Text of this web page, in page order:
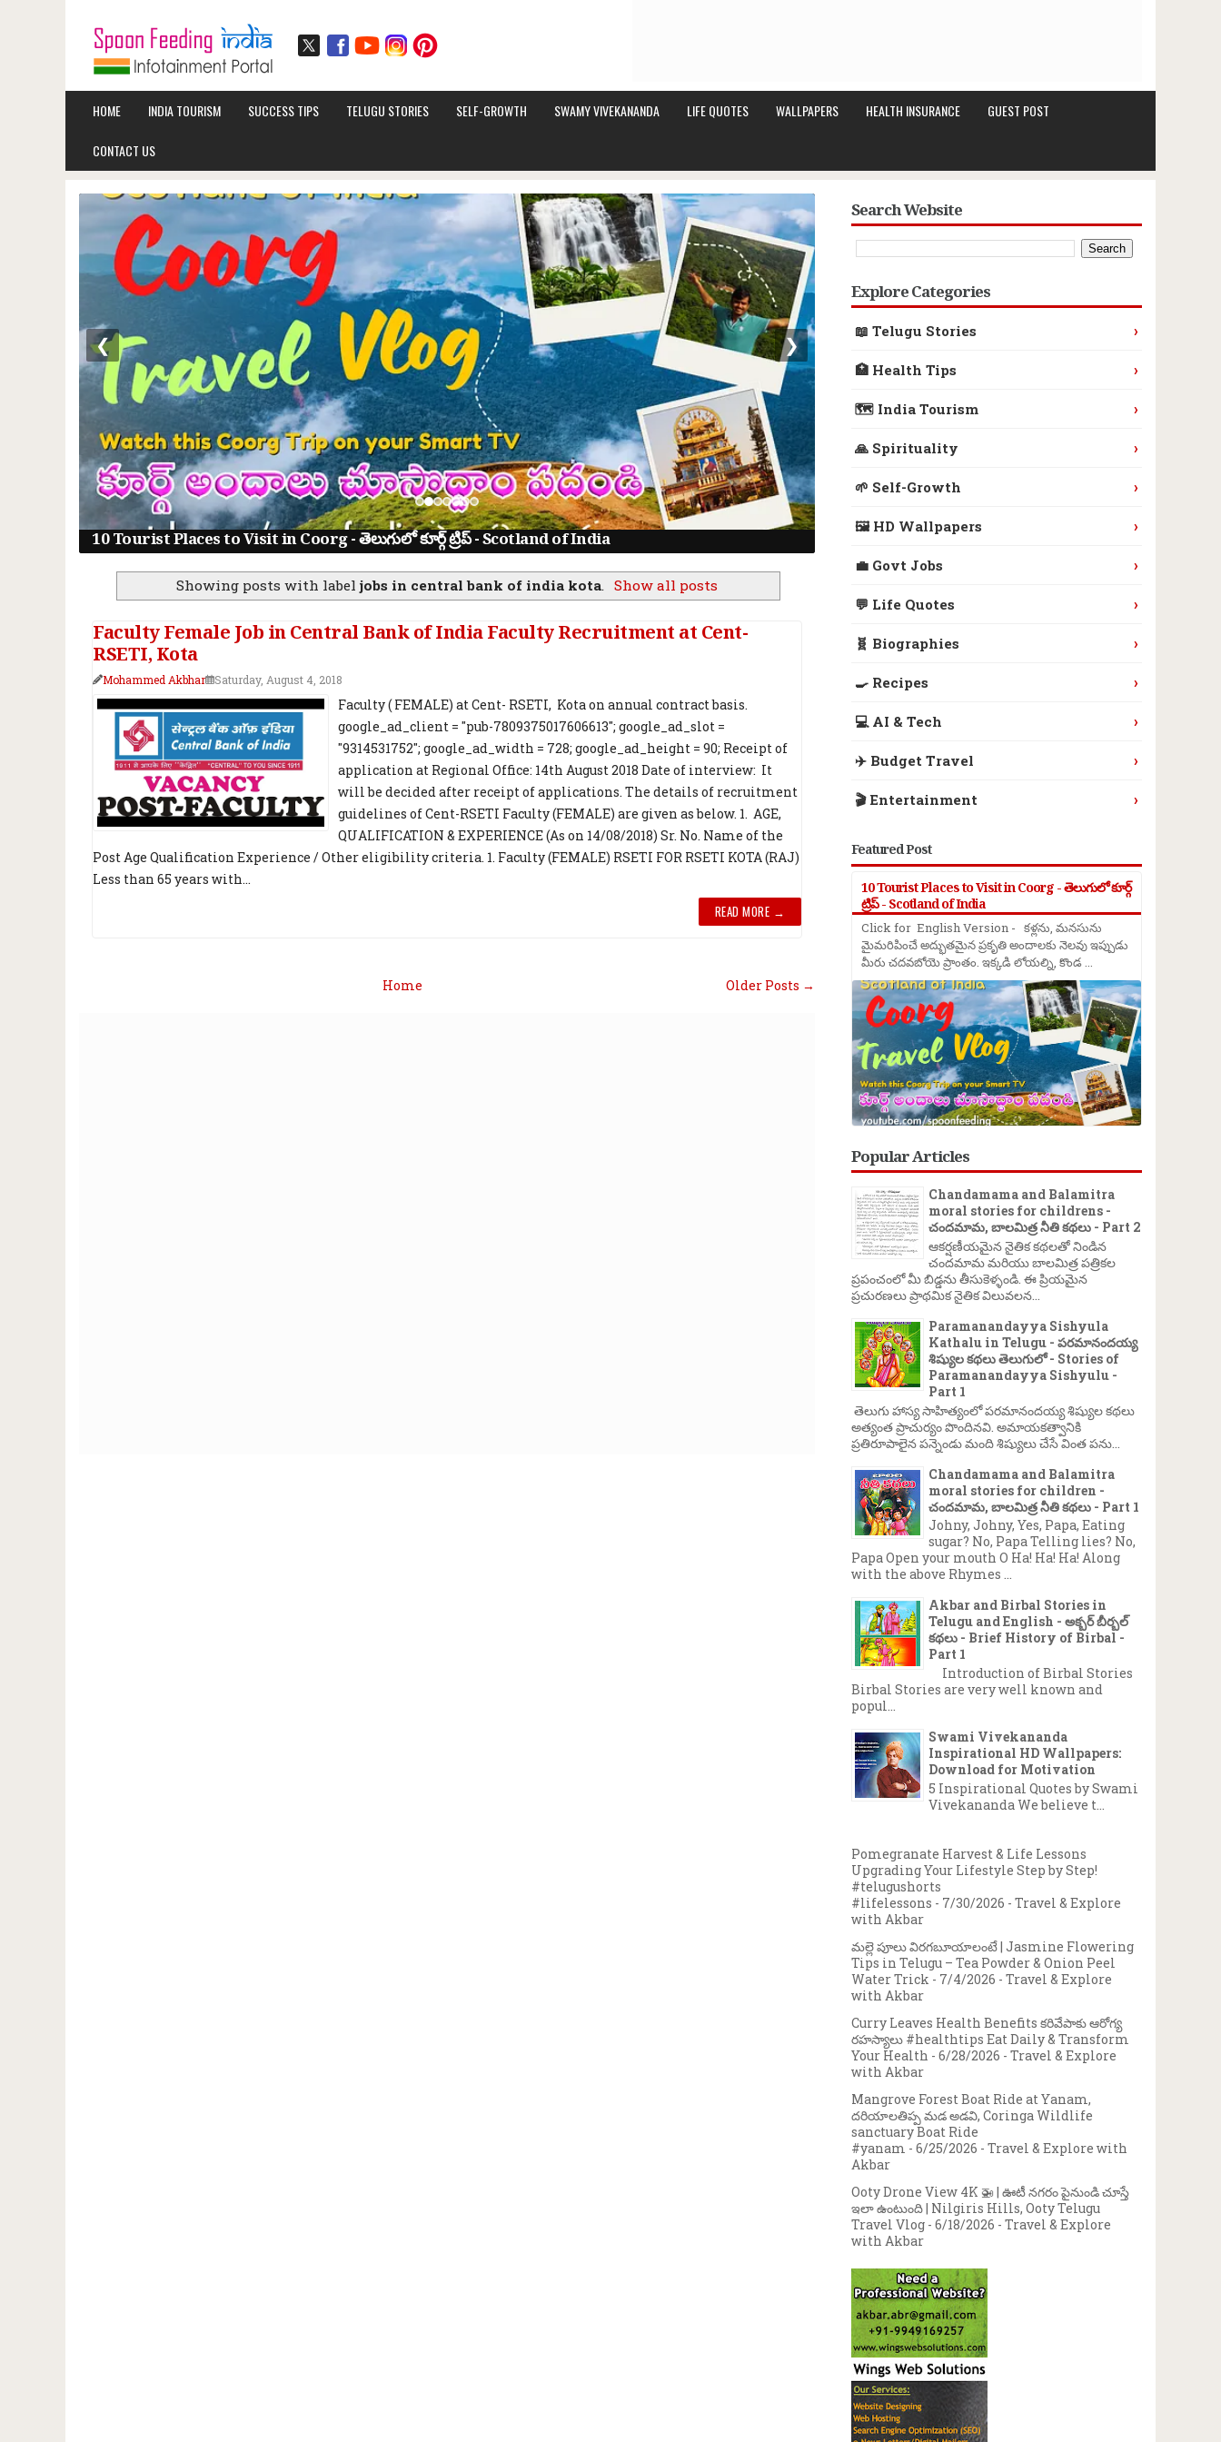
HOME INDIA TOURISM SUCCESS TIPS TELUGU STORIES SELF-GROWTH SWAMY VIVEKANANDA LIFE QUOTES WALLPAPERS HEALTH INSURANCE GUEST POST
CONTACT US
10 Tourist Places to Visit in Coorg - తెలుగులో కూర్గ్ ట్రిప్ - Scotland of India
❮ ❯
Showing posts with labeljobs in central bank of india kota. Show all posts
Faculty Female Job in Central Bank of India Faculty Recruitment at Cent-
RSETI, Kota
Mohammed Akbhar Saturday, August 4, 2018
Faculty ( FEMALE) at Cent- RSETI, Kota on annual contract basis.
google_ad_client = "pub-7809375017606613"; google_ad_slot =
"9314531752"; google_ad_width = 728; google_ad_height = 90; Receipt of
application at Regional Office: 14th August 2018 Date of interview: It
will be decided after receipt of applications. The details of recruitment
guidelines of Cent-RSETI Faculty (FEMALE) are given as below. 1. AGE,
QUALIFICATION & EXPERIENCE (As on 14/08/2018) Sr. No. Name of the
Post Age Qualification Experience / Other eligibility criteria. 1. Faculty (FEMALE) RSETI FOR RSETI KOTA (RAJ)
Less than 65 years with...
READ MORE →
Older Posts →
Home
Search Website
Explore Categories
📖 Telugu Stories ›
🏥 Health Tips ›
🗺️ India Tourism ›
🙏 Spirituality ›
🌱 Self-Growth ›
🖼️ HD Wallpapers ›
💼 Govt Jobs ›
💬 Life Quotes ›
🧬 Biographies ›
🍳 Recipes ›
💻 AI & Tech ›
✈️ Budget Travel ›
🎬 Entertainment ›
Featured Post
10 Tourist Places to Visit in Coorg - తెలుగులో కూర్గ్
ట్రిప్ - Scotland of India
Click for English Version - కళ్లను, మనసును
మైమరిపించే అద్భుతమైన ప్రకృతి అందాలకు నెలవు ఇప్పుడు
మీరు చదవబోయె ప్రాంతం. ఇక్కడి లోయల్ని, కొండ ...
Popular Articles
Chandamama and Balamitra
moral stories for childrens -
చందమామ, బాలమిత్ర నీతి కథలు - Part 2
ఆకర్షణీయమైన నైతిక కథలతో నిండిన
చందమామ మరియు బాలమిత్ర పత్రికల
ప్రపంచంలో మీ బిడ్డను తీసుకెళ్ళండి. ఈ ప్రియమైన
ప్రచురణలు ప్రాథమిక నైతిక విలువలన...
Paramanandayya Sishyula
Kathalu in Telugu - పరమానందయ్య
శిష్యుల కథలు తెలుగులో - Stories of
Paramanandayya Sishyulu -
Part 1
తెలుగు హాస్య సాహిత్యంలో పరమానందయ్య శిష్యుల కథలు
అత్యంత ప్రాచుర్యం పొందినవి. అమాయకత్వానికి
ప్రతిరూపాలైన పన్నెండు మంది శిష్యులు చేసే వింత పను...
Chandamama and Balamitra
moral stories for children -
చందమామ, బాలమిత్ర నీతి కథలు - Part 1
Johny, Johny, Yes, Papa, Eating
sugar? No, Papa Telling lies? No,
Papa Open your mouth O Ha! Ha! Ha! Along
with the above Rhymes ...
Akbar and Birbal Stories in
Telugu and English - అక్బర్ బీర్బల్
కథలు - Brief History of Birbal -
Part 1
Introduction of Birbal Stories
Birbal Stories are very well known and
popul...
Swami Vivekananda
Inspirational HD Wallpapers:
Download for Motivation
5 Inspirational Quotes by Swami
Vivekananda We believe t...
Pomegranate Harvest & Life Lessons
Upgrading Your Lifestyle Step by Step!
#telugushorts
#lifelessons - 7/30/2026 - Travel & Explore
with Akbar
మల్లె పూలు విరగబూయాలంటే | Jasmine Flowering
Tips in Telugu – Tea Powder & Onion Peel
Water Trick - 7/4/2026 - Travel & Explore
with Akbar
Curry Leaves Health Benefits కరివేపాకు ఆరోగ్య
రహస్యాలు #healthtips Eat Daily & Transform
Your Health - 6/28/2026 - Travel & Explore
with Akbar
Mangrove Forest Boat Ride at Yanam,
దరియాలతిప్ప మడ అడవి, Coringa Wildlife
sanctuary Boat Ride
#yanam - 6/25/2026 - Travel & Explore with
Akbar
Ooty Drone View 4K 🚁 | ఊటీ నగరం పైనుండి చూస్తే
ఇలా ఉంటుంది | Nilgiris Hills, Ooty Telugu
Travel Vlog - 6/18/2026 - Travel & Explore
with Akbar